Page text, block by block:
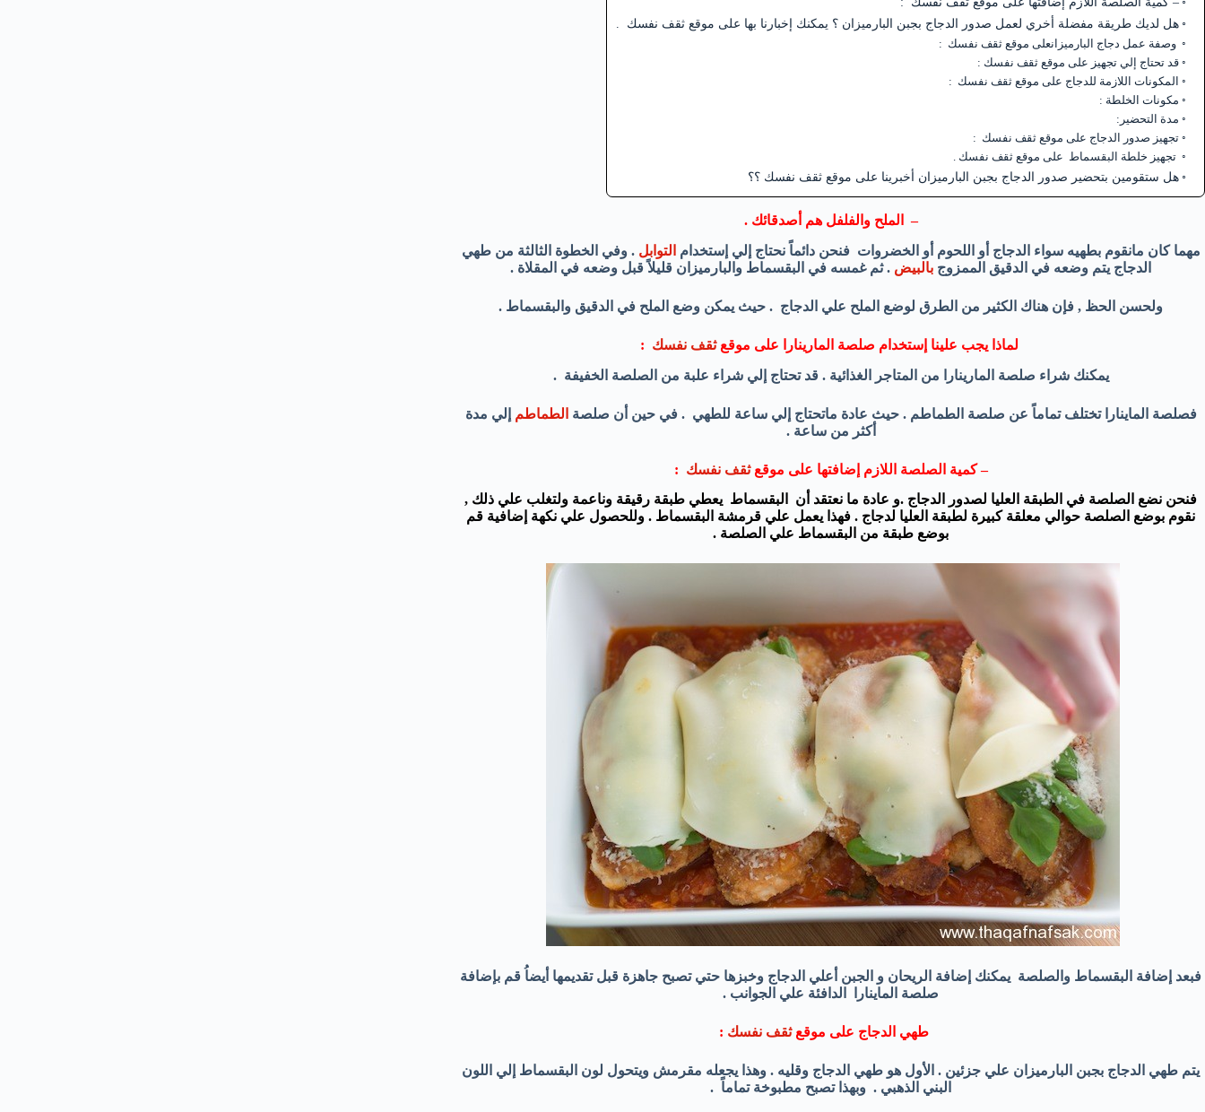
هل لديك طريقة مفضلة أخري لعمل صدور الدجاج بجبن البارميزان ؟ يمكنك إخبارنا بها على موقع ثقف نفسك .
وصفة عمل دجاج البارميزانعلى موقع ثقف نفسك :
قد تحتاج إلي تجهيز على موقع ثقف نفسك :
المكونات اللازمة للدجاج على موقع ثقف نفسك :
مكونات الخلطة :
مدة التحضير:
تجهيز صدور الدجاج على موقع ثقف نفسك :
تجهيز خلطة البقسماط على موقع ثقف نفسك .
هل ستقومين بتحضير صدور الدجاج بجبن البارميزان أخبرينا على موقع ثقف نفسك ؟؟
– الملح والفلفل هم أصدقائك .
مهما كان مانقوم بطهيه سواء الدجاج أو اللحوم أو الخضروات فنحن دائماً نحتاج إلي إستخدام التوابل . وفي الخطوة الثالثة من طهي
الدجاج يتم وضعه في الدقيق الممزوج بالبيض . ثم غمسه في البقسماط والبارميزان قليلاً قبل وضعه في المقلاة .
ولحسن الحظ , فإن هناك الكثير من الطرق لوضع الملح علي الدجاج . حيث يمكن وضع الملح في الدقيق والبقسماط .
لماذا يجب علينا إستخدام صلصة المارينارا على موقعثقف نفسك :
يمكنك شراء صلصة المارينارا من المتاجر الغذائية . قد تحتاج إلي شراء علبة من الصلصة الخفيفة .
فصلصة الماينارا تختلف تماماً عن صلصة الطماطم . حيث عادة ماتحتاج إلي ساعة للطهي . في حين أن صلصة الطماطم إلي مدة
أكثر من ساعة .
– كمية الصلصة اللازم إضافتها على موقعثقف نفسك :
فنحن نضع الصلصة في الطبقة العليا لصدور الدجاج .و عادة ما نعتقد أن البقسماط يعطي طبقة رقيقة وناعمة ولتغلب علي ذلك ,
نقوم بوضع الصلصة حوالي معلقة كبيرة لطبقة العليا لدجاج . فهذا يعمل علي قرمشة البقسماط . وللحصول علي نكهة إضافية قم
بوضع طبقة من البقسماط علي الصلصة .
فبعد إضافة البقسماط والصلصة يمكنك إضافة الريحان و الجبن أعلي الدجاج وخبزها حتي تصبح جاهزة قبل تقديمها أيضاُ قم بإضافة
صلصة الماينارا الدافئة علي الجوانب .
طهي الدجاج على موقعثقف نفسك :
يتم طهي الدجاج بجبن البارميزان علي جزئين . الأول هو طهي الدجاج وقليه . وهذا يجعله مقرمش ويتحول لون البقسماط إلي اللون
البني الذهبي . وبهذا تصبح مطبوخة تماماً .